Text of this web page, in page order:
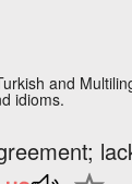
and
idioms.